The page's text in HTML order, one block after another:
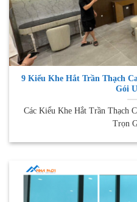
9 Kiểu Khe Hắt Trần Thạch
Gói
Các Kiểu Khe Hắt Trần Thạch
Trọn